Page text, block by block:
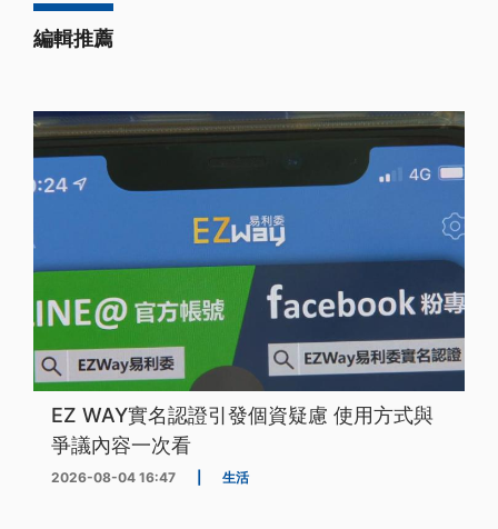
編輯推薦
EZ WAY實名認證引發個資疑慮 使用方式與
爭議內容一次看
2026-08-04 16:47 生活